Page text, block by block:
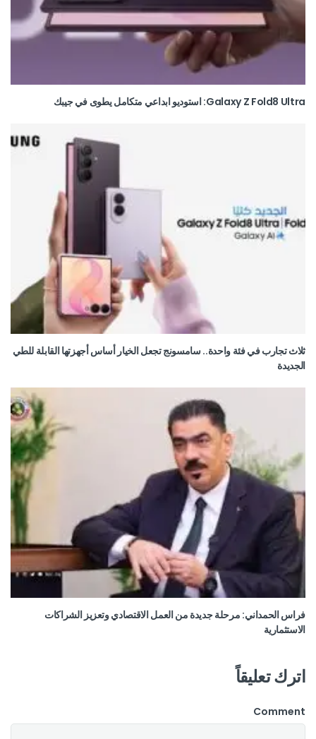
Galaxy Z Fold8 Ultra: استوديو ابداعي متكامل يطوى في جيبك
ثلاث تجارب في فئة واحدة.. سامسونج تجعل الخيار أساس أجهزتها القابلة للطي
الجديدة
فراس الحمداني: مرحلة جديدة من العمل الاقتصادي وتعزيز الشراكات
الاستثمارية
اترك تعليقاً
Comment